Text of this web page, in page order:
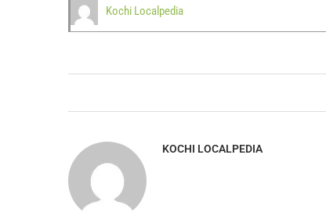
Kochi Localpedia
KOCHI LOCALPEDIA